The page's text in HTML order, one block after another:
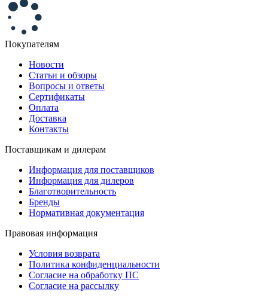
Покупателям
Новости
Статьи и обзоры
Вопросы и ответы
Сертификаты
Оплата
Доставка
Контакты
Поставщикам и дилерам
Информация для поставщиков
Информация для дилеров
Благотворительность
Бренды
Нормативная документация
Правовая информация
Условия возврата
Политика конфиденциальности
Согласие на обработку ПС
Согласие на рассылку